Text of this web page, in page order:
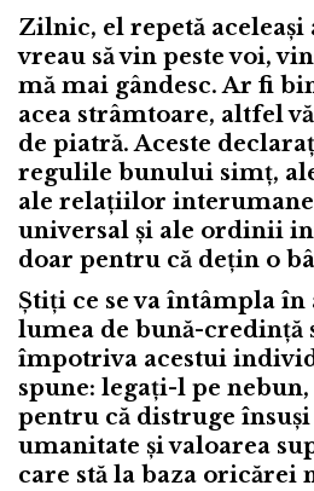
Zilnic, el repetă
vreau să vin peste voi,
mă mai gândesc. Ar fi
acea strâmtoare, altfel
de piatră. Aceste
regulile bunului simț,
ale relațiilor interumane
universal și ale ordinii
doar pentru că dețin o
Știți ce se va întâmpla în
lumea de bună-credință
împotriva acestui
spune: legați-l pe
pentru că distruge
umanitate și valoarea
care stă la baza oricărei